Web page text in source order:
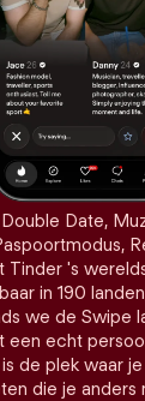
Date,
's
in 190
we de Swipe
een echt
de plek waar
die je anders